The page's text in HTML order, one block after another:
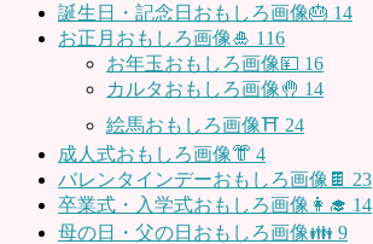
誕生日・記念日おもしろ画像🎂 14
お正月おもしろ画像🎍 116
お年玉おもしろ画像💴 16
カルタおもしろ画像🤚 14
絵馬おもしろ画像⛩ 24
成人式おもしろ画像👘 4
バレンタインデーおもしろ画像🍫 23
卒業式・入学式おもしろ画像👩‍🎓 14
母の日・父の日おもしろ画像👪 9